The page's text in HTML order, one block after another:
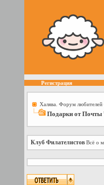
Регистрация
Халява. Форум любителей
Подарки от Почты
Клуб Филателистов Всё о